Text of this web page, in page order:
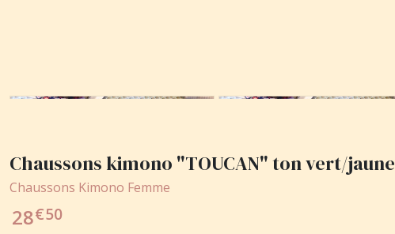
Chaussons kimono "TOUCAN" ton vert/jaune
Chaussons Kimono Femme
28€50